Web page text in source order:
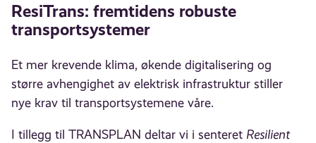
ResiTrans: fremtidens robuste
transportsystemer
Et mer krevende klima, økende digitalisering og
større avhengighet av elektrisk infrastruktur stiller
nye krav til transportsystemene våre.
I tillegg til TRANSPLAN deltar vi i senteret Resilient